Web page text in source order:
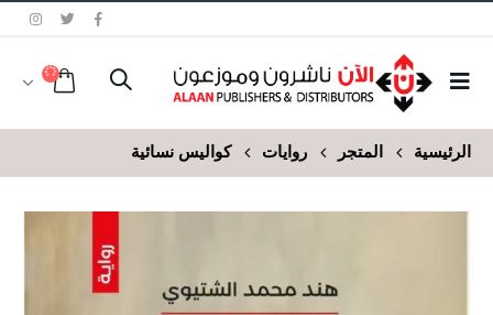
الرئيسية المتجر روايات كواليس نسائية